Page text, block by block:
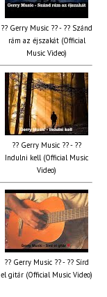
?? Gerry Music ?? - ?? Szánd
rám az éjszakát (Official
Music Video)
?? Gerry Music ?? - ??
Indulni kell (Official Music
Video)
?? Gerry Music ?? - ?? Sírd
el gitár (Official Music Video)